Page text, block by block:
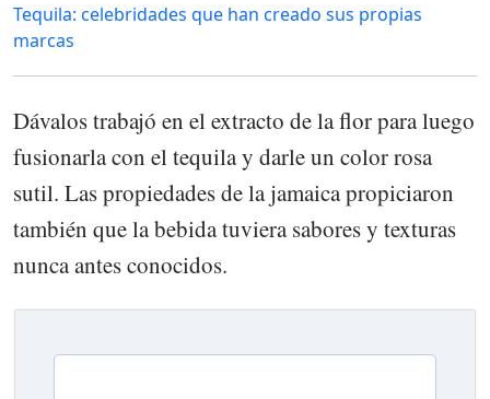
Tequila: celebridades que han creado sus propias
marcas
Dávalos trabajó en el extracto de la flor para luego
fusionarla con el tequila y darle un color rosa
sutil. Las propiedades de la jamaica propiciaron
también que la bebida tuviera sabores y texturas
nunca antes conocidos.